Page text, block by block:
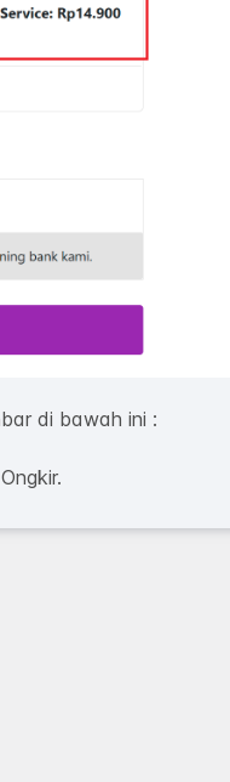
di bawah ini :